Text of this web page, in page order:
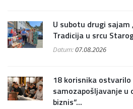
U subotu drugi sajam
Tradicija u srcu
Datum:07.08.2026
18 korisnika
samozapošljavanje u
biznis“...